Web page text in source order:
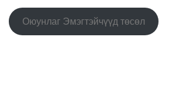
Оюунлаг Эмэгтэйчүүд төсөл